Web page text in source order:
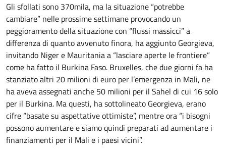
Gli sfollati sono 370mila, ma la situazione “potrebbe
cambiare” nelle prossime settimane provocando un
peggioramento della situazione con “flussi massicci” a
differenza di quanto avvenuto finora, ha aggiunto Georgieva,
invitando Niger e Mauritania a “lasciare aperte le frontiere”
come ha fatto il Burkina Faso. Bruxelles, che due giorni fa ha
stanziato altri 20 milioni di euro per l’emergenza in Mali, ne
ha aveva assegnati anche 50 milioni per il Sahel di cui 16 solo
per il Burkina. Ma questi, ha sottolineato Georgieva, erano
cifre “basate su aspettative ottimiste”, mentre ora “i bisogni
possono aumentare e siamo quindi preparati ad aumentare i
finanziamenti per il Mali e i paesi vicini”.